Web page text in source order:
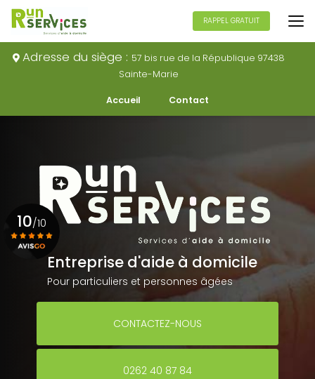
Aller
au
principal
Adresse du siège : 57 bis rue de la République 97438
Sainte-Marie
Accueil Contact
RAPPEL GRATUIT
Entreprise d'aide à domicile
Pour particuliers et personnes âgées
CONTACTEZ-NOUS
0262 40 87 84
10/10
Voir le certificat